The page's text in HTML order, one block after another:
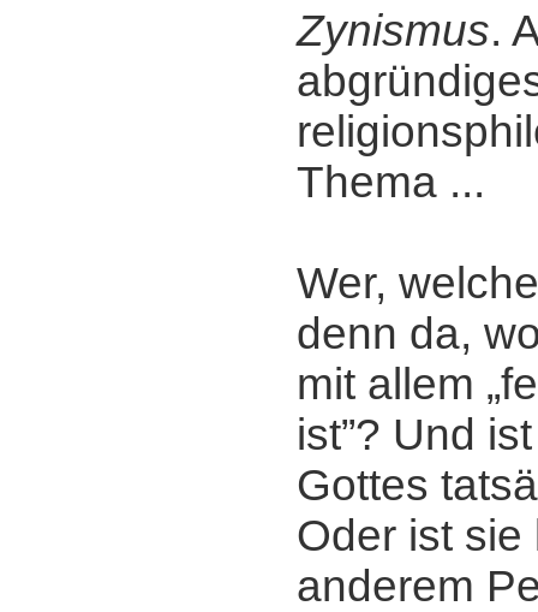
Zynismus.
Thema ...
Wer,
denn da,
mit allem
ist”? Und
Gottes
Oder ist sie
anderem